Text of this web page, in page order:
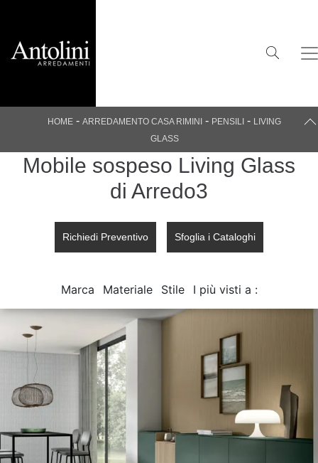
HOME - ARREDAMENTO CASA RIMINI - PENSILI - LIVING
GLASS
Mobile sospeso Living Glass
di Arredo3
Richiedi Preventivo Sfoglia i Cataloghi
Marca Materiale Stile I più visti a :